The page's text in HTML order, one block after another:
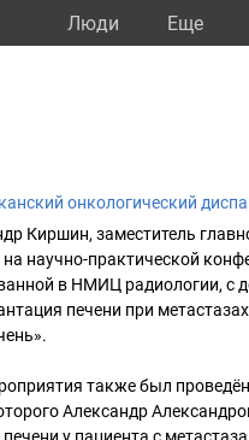
Люди Eще
онкологический
Киршин, заместитель
научно-практической
в НМИЦ радиологии, с
печени при
также был
Александр